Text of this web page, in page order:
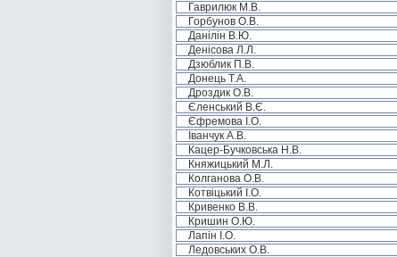
Гаврилюк М.В.
Горбунов О.В.
Данілін В.Ю.
Денісова Л.Л.
Дзюблик П.В.
Донець Т.А.
Дроздик О.В.
Єленський В.Є.
Єфремова І.О.
Іванчук А.В.
Кацер-Бучковська Н.В.
Княжицький М.Л.
Колганова О.В.
Котвіцький І.О.
Кривенко В.В.
Кришин О.Ю.
Лапін І.О.
Ледовських О.В.